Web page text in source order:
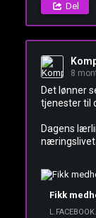
Del
8
Det lønner
tjenester til
Dagens
Fikk